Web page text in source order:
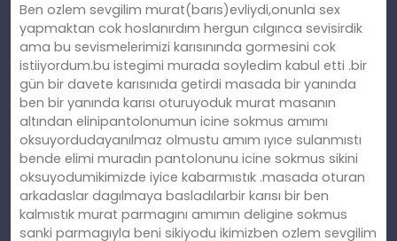
Ben ozlem sevgilim murat(barıs)evliydi,onunla sex
yapmaktan cok hoslanırdım hergun cılgınca sevisirdik
ama bu sevismelerimizi karısınında gormesini cok
istiiyordum.bu istegimi murada soyledim kabul etti .bir
gün bir davete karısınıda getirdi masada bir yanında
ben bir yanında karısı oturuyoduk murat masanın
altından elinipantolonumun icine sokmus amımı
oksuyordudayanılmaz olmustu amım ıyıce sulanmıstı
bende elimi muradın pantolonunu icine sokmus sikini
oksuyodumikimizde iyice kabarmıstık .masada oturan
arkadaslar dagılmaya basladılarbir karısı bir ben
kalmıstık murat parmagını amımın deligine sokmus
sanki parmagıyla beni sikiyodu ikimizben ozlem sevgilim